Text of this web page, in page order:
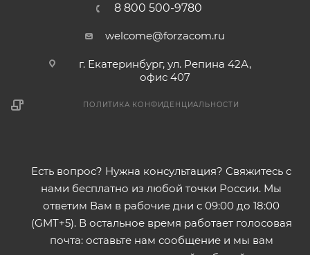
8 800 500-9780
welcome@forzacom.ru
г. Екатеринбург, ул. Репина 42А,
офис 407
ПОЛИТИКА КОНФИДЕНЦИАЛЬНОСТИ
Есть вопрос? Нужна консультация? Свяжитесь с
нами бесплатно из любой точки России. Мы
ответим Вам в рабочие дни с 09:00 до 18:00
(GMT+5). В остальное время работает голосовая
почта: оставьте нам сообщение и мы вам